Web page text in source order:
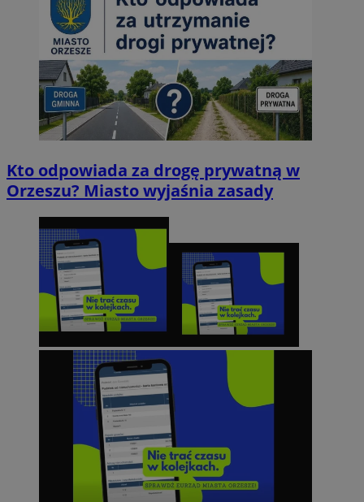
Kto odpowiada za drogę prywatną w
Orzeszu? Miasto wyjaśnia zasady